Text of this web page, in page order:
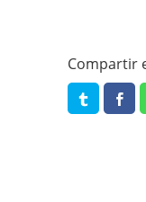
Compartir